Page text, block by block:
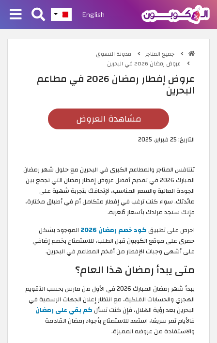
English
جميع المتاجر
مدونة التسوق
عروض رمضان 2026 في البحرين
عروض إفطار رمضان 2026 في مطاعم
البحرين
مشاهدة العروض
التاريخ:25 فبراير, 2025
تتنافس المتاجر والمطاعم الكبرى في البحرين مع حلول شهر رمضان
المبارك 2026 في تقديم أفضل عروض إفطار رمضان التي تجمع بين
الجودة العالية والسعر المناسب، لإتحافك بتجربة شهية على
مائدتك. سواء كنت ترغب في إفطار متكامل أم في أطباق مختارة،
فإنك ستجد مرادك بأسعار مُغرية.
احرص على تطبيق كود خصم رمضان 2026
الموجود بشكل
حصري على موقع الكوبون قبل الطلب، للاستمتاع بخصم إضافي
على أشهى وجبات الإفطار من أفخم المطاعم في البحرين.
متى يبدأ رمضان هذا العام؟
يبدأ شهر رمضان المبارك 2026 في الأول من مارس بحسب التقويم
الهجري والحسابات الفلكية، مع انتظار إعلان الجهات الرسمية في
البحرين بعد رؤية الهلال، فإن كنت تسأل كم بقي على رمضان
فالأيام تمر سريعًا، استعد للاستمتاع بأجواء رمضان القادمة
والاستفادة من عروضه المميزة.